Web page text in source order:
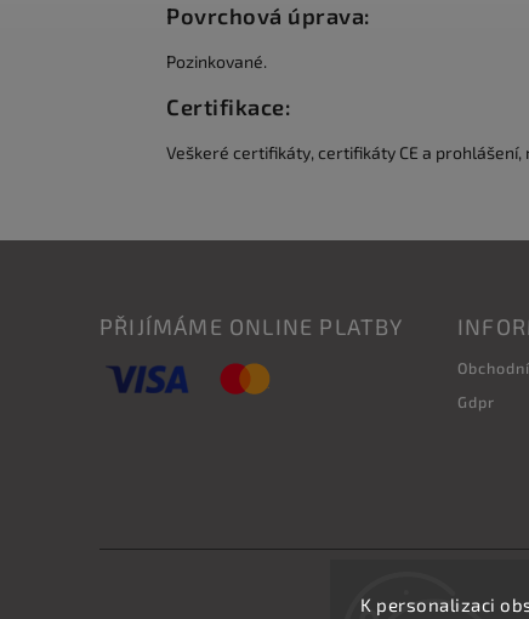
K personalizaci
Povrchová úprava:
Pozinkované.
Certifikace:
Veškeré certifikáty, certifikáty CE a prohlášení,
PŘIJÍMÁME ONLINE PLATBY
Gdpr